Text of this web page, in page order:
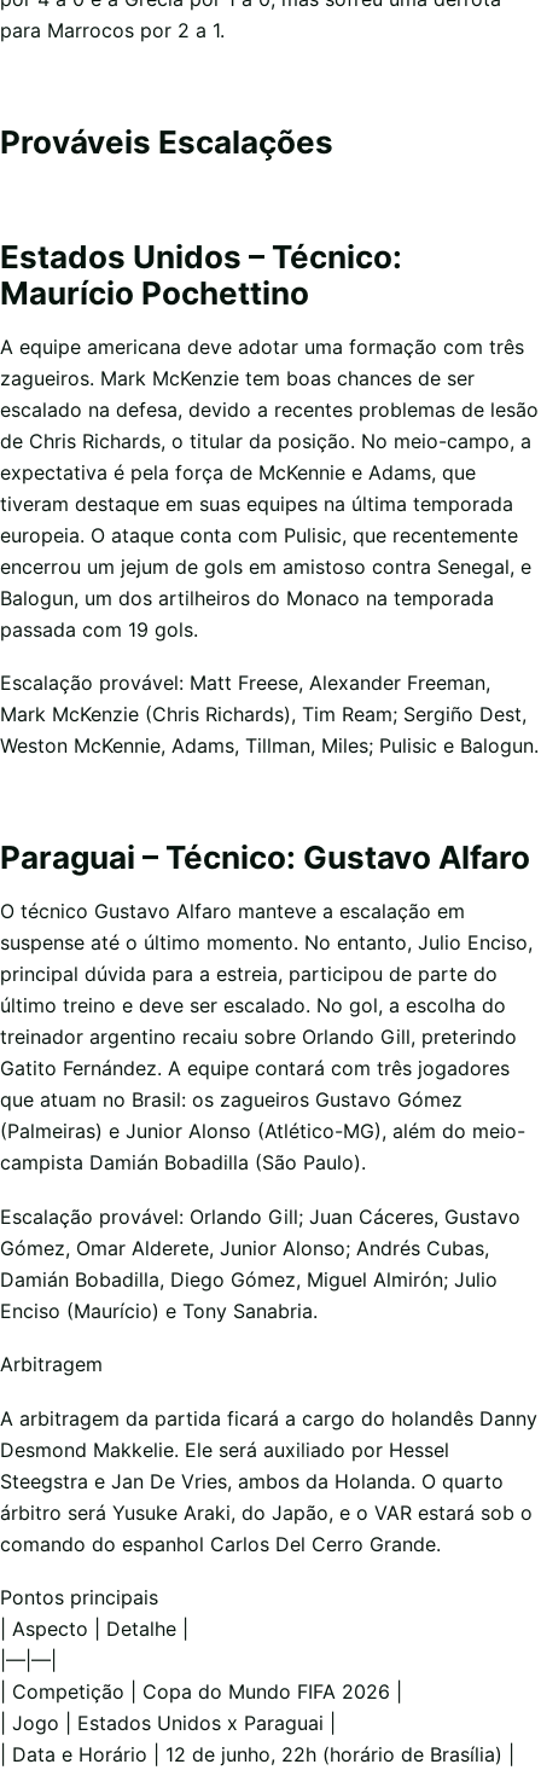
para Marrocos por 2 a 1.
Prováveis Escalações
Estados Unidos – Técnico:
Maurício Pochettino
A equipe americana deve adotar uma formação com três
zagueiros. Mark McKenzie tem boas chances de ser
escalado na defesa, devido a recentes problemas de lesão
de Chris Richards, o titular da posição. No meio-campo, a
expectativa é pela força de McKennie e Adams, que
tiveram destaque em suas equipes na última temporada
europeia. O ataque conta com Pulisic, que recentemente
encerrou um jejum de gols em amistoso contra Senegal, e
Balogun, um dos artilheiros do Monaco na temporada
passada com 19 gols.
Escalação provável: Matt Freese, Alexander Freeman,
Mark McKenzie (Chris Richards), Tim Ream; Sergiño Dest,
Weston McKennie, Adams, Tillman, Miles; Pulisic e Balogun.
Paraguai – Técnico: Gustavo Alfaro
O técnico Gustavo Alfaro manteve a escalação em
suspense até o último momento. No entanto, Julio Enciso,
principal dúvida para a estreia, participou de parte do
último treino e deve ser escalado. No gol, a escolha do
treinador argentino recaiu sobre Orlando Gill, preterindo
Gatito Fernández. A equipe contará com três jogadores
que atuam no Brasil: os zagueiros Gustavo Gómez
(Palmeiras) e Junior Alonso (Atlético-MG), além do meio-
campista Damián Bobadilla (São Paulo).
Escalação provável: Orlando Gill; Juan Cáceres, Gustavo
Gómez, Omar Alderete, Junior Alonso; Andrés Cubas,
Damián Bobadilla, Diego Gómez, Miguel Almirón; Julio
Enciso (Maurício) e Tony Sanabria.
Arbitragem
A arbitragem da partida ficará a cargo do holandês Danny
Desmond Makkelie. Ele será auxiliado por Hessel
Steegstra e Jan De Vries, ambos da Holanda. O quarto
árbitro será Yusuke Araki, do Japão, e o VAR estará sob o
comando do espanhol Carlos Del Cerro Grande.
Pontos principais
| Aspecto | Detalhe |
|—|—|
| Competição | Copa do Mundo FIFA 2026 |
| Jogo | Estados Unidos x Paraguai |
| Data e Horário | 12 de junho, 22h (horário de Brasília) |